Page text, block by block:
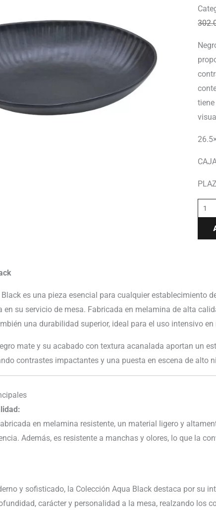
Black es una pieza esencial para cualquier establecimiento
en su servicio de mesa. Fabricada en melamina de alta
una durabilidad superior, ideal para el uso intensivo
mate y su acabado con textura acanalada aportan un
contrastes impactantes y una puesta en escena de alto
en melamina resistente, un material ligero y
Además, es resistente a manchas y olores, lo que la
y sofisticado, la Colección Aqua Black destaca por su
carácter y personalidad a la mesa, realzando los